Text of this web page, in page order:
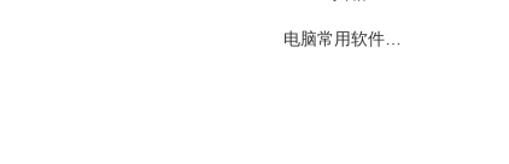
电脑常用软件工具箱